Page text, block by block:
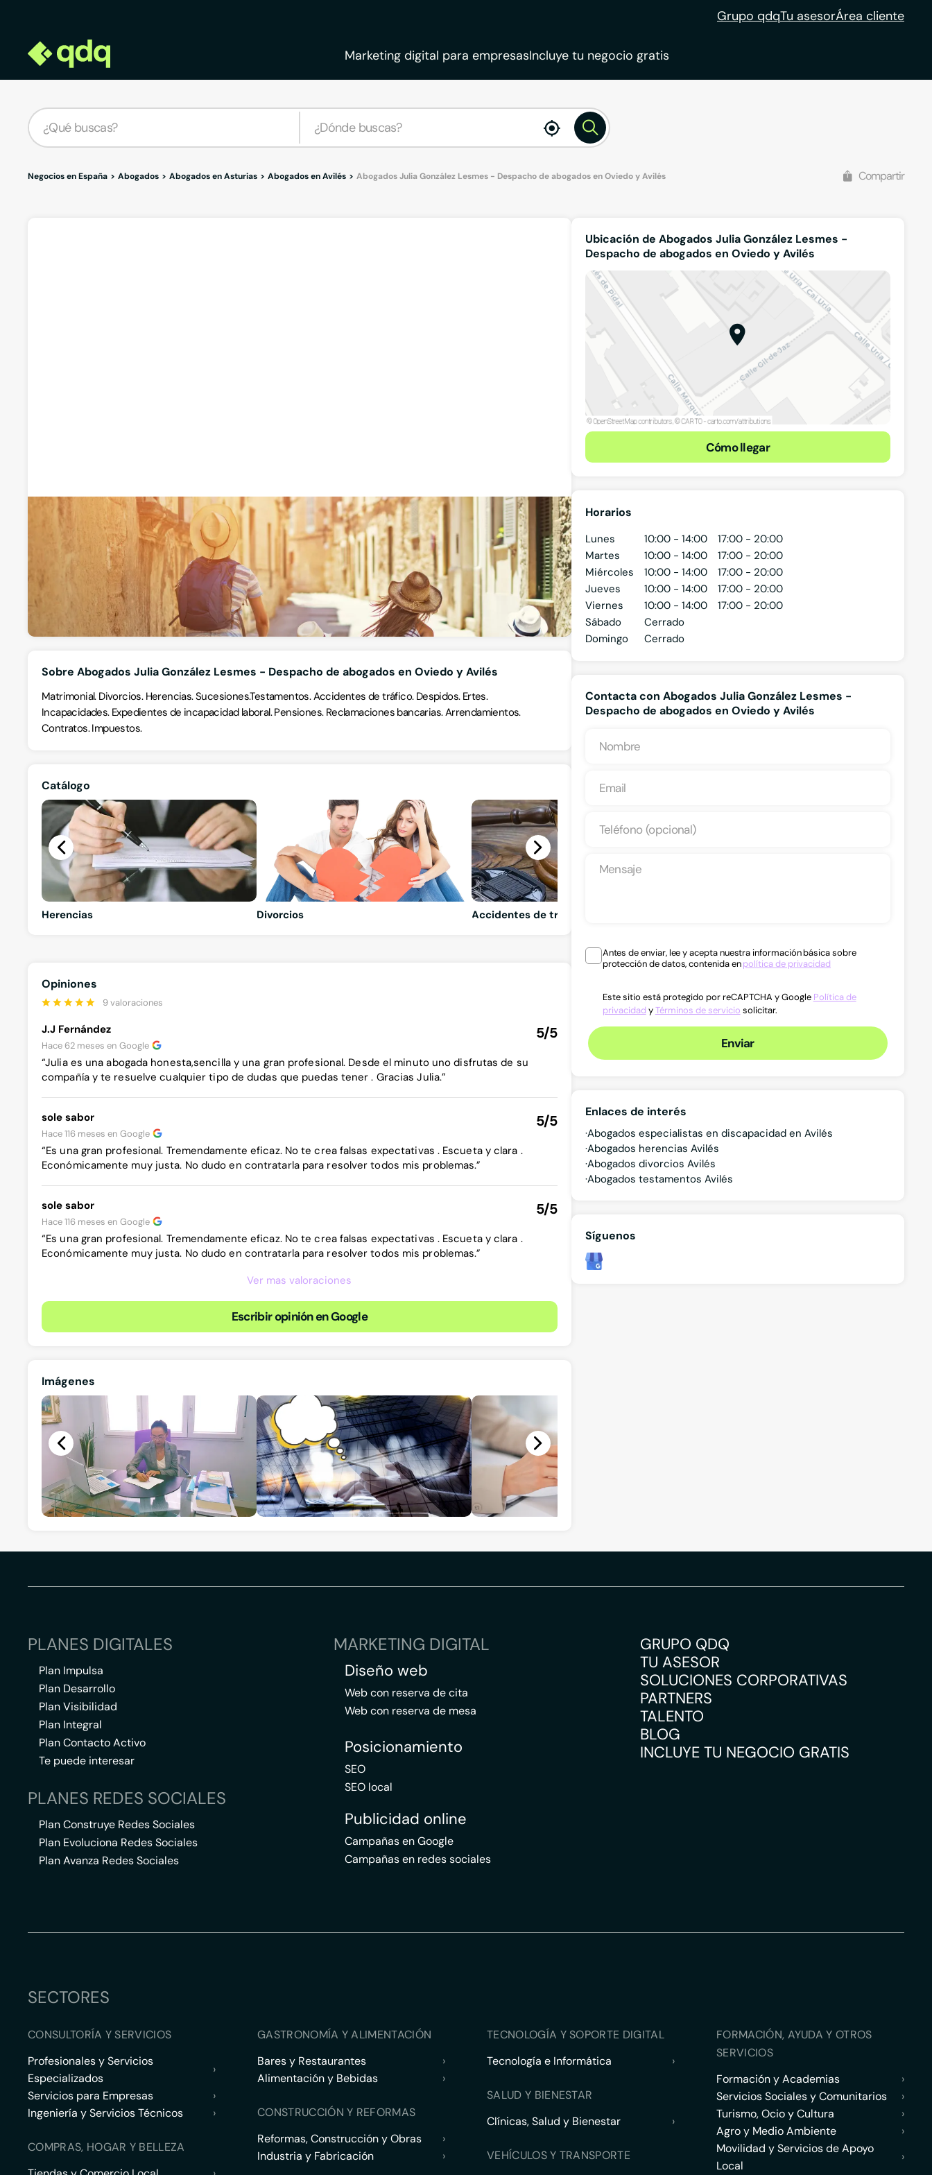
Grupo qdqTu asesorÁrea cliente
Marketing digital para empresasIncluye tu negocio gratis
enable
location
Negocios en España Abogados Abogados en Asturias Abogados en Avilés Abogados Julia González Lesmes - Despacho de abogados en Oviedo y Avilés Compartir
Recomendado por qdq
Abogados Julia González Lesmes - Despacho de abogados en Oviedo y Avilés
Abogados
Calle Gil de Jaz 4, 33004, Oviedo, Asturias
Visitar web
Ver teléfono
Sobre Abogados Julia González Lesmes - Despacho de abogados en Oviedo y Avilés
Matrimonial. Divorcios. Herencias. Sucesiones.Testamentos. Accidentes de tráfico. Despidos. Ertes.
Incapacidades. Expedientes de incapacidad laboral. Pensiones. Reclamaciones bancarias. Arrendamientos.
Contratos. Impuestos.
Catálogo
Herencias Divorcios Accidentes de tráfico
Opiniones
9 valoraciones
5/5
J.J Fernández
Hace 62 meses en Google
“Julia es una abogada honesta,sencilla y una gran profesional. Desde el minuto uno disfrutas de su
compañía y te resuelve cualquier tipo de dudas que puedas tener . Gracias Julia.”
5/5
sole sabor
Hace 116 meses en Google
“Es una gran profesional. Tremendamente eficaz. No te crea falsas expectativas . Escueta y clara .
Económicamente muy justa. No dudo en contratarla para resolver todos mis problemas.”
5/5
sole sabor
Hace 116 meses en Google
“Es una gran profesional. Tremendamente eficaz. No te crea falsas expectativas . Escueta y clara .
Económicamente muy justa. No dudo en contratarla para resolver todos mis problemas.”
Ver mas valoraciones
Escribir opinión en Google
Imágenes
Ubicación de Abogados Julia González Lesmes -
Despacho de abogados en Oviedo y Avilés
Cómo llegar
Horarios
Lunes 10:00 - 14:00
17:00 - 20:00
Martes
10:00 - 14:00
17:00 - 20:00
Miércoles
10:00 - 14:00
17:00 - 20:00
Jueves
10:00 - 14:00
17:00 - 20:00
Viernes
10:00 - 14:00
17:00 - 20:00
Sábado
Cerrado
Domingo
Cerrado
Contacta con Abogados Julia González Lesmes -
Despacho de abogados en Oviedo y Avilés
Antes de enviar, lee y acepta nuestra información básica sobre
protección de datos, contenida enpolítica de privacidad
Este sitio está protegido por reCAPTCHA y Google Política de
privacidad yTérminos de servicio solicitar.
Enviar
Enlaces de interés
Abogados especialistas en discapacidad en Avilés
Abogados herencias Avilés
Abogados divorcios Avilés
Abogados testamentos Avilés
Síguenos
PLANES DIGITALES
Plan Impulsa
Plan Desarrollo
Plan Visibilidad
Plan Integral
Plan Contacto Activo
Te puede interesar
PLANES REDES SOCIALES
Plan Construye Redes Sociales
Plan Evoluciona Redes Sociales
Plan Avanza Redes Sociales
MARKETING DIGITAL
Diseño web
Web con reserva de cita
Web con reserva de mesa
Posicionamiento
SEO
SEO local
Publicidad online
Campañas en Google
Campañas en redes sociales
GRUPO QDQ
TU ASESOR
SOLUCIONES CORPORATIVAS
PARTNERS
TALENTO
BLOG
INCLUYE TU NEGOCIO GRATIS
SECTORES
CONSULTORÍA Y SERVICIOS
Profesionales y Servicios
Especializados
›
Servicios para Empresas
›
Ingeniería y Servicios Técnicos
›
COMPRAS, HOGAR Y BELLEZA
GASTRONOMÍA Y ALIMENTACIÓN
Bares y Restaurantes
›
Alimentación y Bebidas
›
CONSTRUCCIÓN Y REFORMAS
Reformas, Construcción y Obras
›
Industria y Fabricación
›
TECNOLOGÍA Y SOPORTE DIGITAL
Tecnología e Informática
›
SALUD Y BIENESTAR
Clínicas, Salud y Bienestar
›
VEHÍCULOS Y TRANSPORTE
FORMACIÓN, AYUDA Y OTROS
SERVICIOS
Formación y Academias
›
Servicios Sociales y Comunitarios
›
Turismo, Ocio y Cultura
›
Agro y Medio Ambiente
›
Movilidad y Servicios de Apoyo
Local
›